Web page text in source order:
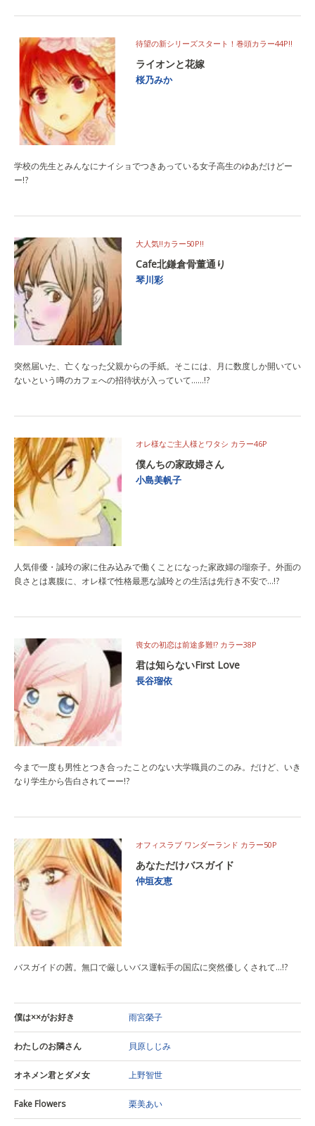
待望の新シリーズスタート！巻頭カラー44P!!
ライオンと花嫁
桜乃みか
学校の先生とみんなにナイショでつきあっている女子高生のゆあだけどー
ー!?
大人気!!カラー50P!!
Cafe北鎌倉骨董通り
琴川彩
突然届いた、亡くなった父親からの手紙。そこには、月に数度しか開いてい
ないという噂のカフェへの招待状が入っていて……!?
オレ様なご主人様とワタシ カラー46P
僕んちの家政婦さん
小島美帆子
人気俳優・誠玲の家に住み込みで働くことになった家政婦の瑠奈子。外面の
良さとは裏腹に、オレ様で性格最悪な誠玲との生活は先行き不安で…!?
喪女の初恋は前途多難!? カラー38P
君は知らないFirst Love
長谷瑠依
今まで一度も男性とつき合ったことのない大学職員のこのみ。だけど、いき
なり学生から告白されてーー!?
オフィスラブ ワンダーランド カラー50P
あなただけバスガイド
仲垣友恵
バスガイドの茜。無口で厳しいバス運転手の国広に突然優しくされて…!?
僕は××がお好き 雨宮榮子
わたしのお隣さん 貝原しじみ
オネメン君とダメ女 上野智世
Fake Flowers 栗美あい